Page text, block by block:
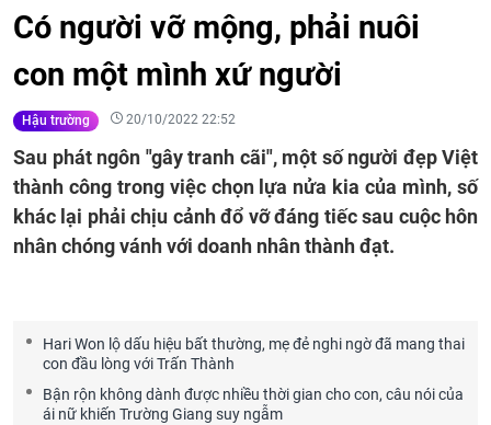
Có người vỡ mộng, phải nuôi
con một mình xứ người
Hậu trường 20/10/2022 22:52
Sau phát ngôn "gây tranh cãi", một số người đẹp Việt
thành công trong việc chọn lựa nửa kia của mình, số
khác lại phải chịu cảnh đổ vỡ đáng tiếc sau cuộc hôn
nhân chóng vánh với doanh nhân thành đạt.
Hari Won lộ dấu hiệu bất thường, mẹ đẻ nghi ngờ đã mang thai
con đầu lòng với Trấn Thành
Bận rộn không dành được nhiều thời gian cho con, câu nói của
ái nữ khiến Trường Giang suy ngẫm